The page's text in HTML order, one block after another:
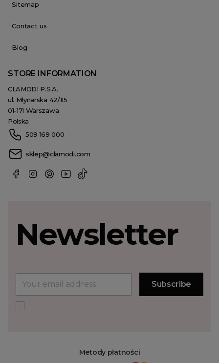
Sitemap
Contact us
Blog
STORE INFORMATION
CLAMODI P.S.A.
ul. Młynarska 42/115
01-171 Warszawa
Polska
509 169 000
sklep@clamodi.com
Metody płatności
Newsletter